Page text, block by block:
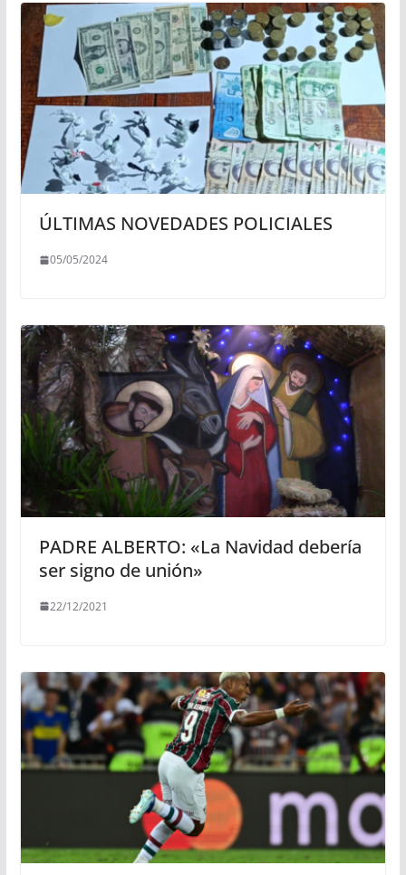
ÚLTIMAS NOVEDADES POLICIALES
05/05/2024
PADRE ALBERTO: «La Navidad debería
ser signo de unión»
22/12/2021